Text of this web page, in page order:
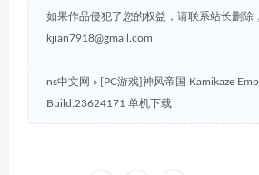
如果作品侵犯了您的权益，请联系站长删除
kjian7918@gmail.com
ns中文网 » [PC游戏]神风帝国 Kamikaze
Build.23624171 单机下载